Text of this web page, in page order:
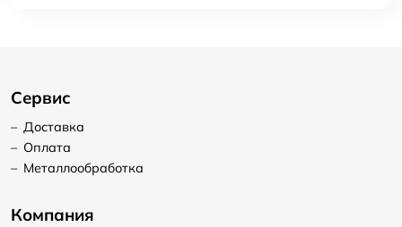
Сервис
– Доставка
– Оплата
– Металлообработка
Компания